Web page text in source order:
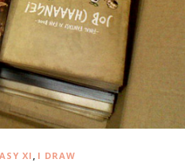
XI , I DRAW